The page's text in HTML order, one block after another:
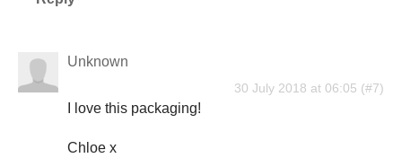
Unknown
30 July 2018 at 06:05
I love this packaging!
Chloe x